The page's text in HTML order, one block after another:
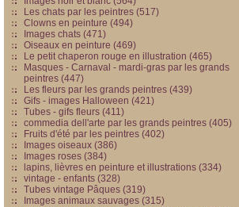
Les chats par les peintres (517)
Clowns en peinture (494)
Images chats (471)
Oiseaux en peinture (469)
Le petit chaperon rouge en illustration (465)
Masques - Carnaval - mardi-gras par les grands
peintres (447)
Les fleurs par les grands peintres (439)
Gifs - images Halloween (421)
Tubes - gifs fleurs (411)
commedia dell'arte par les grands peintres (405)
Fruits d'été par les peintres (402)
Images oiseaux (386)
Images roses (384)
lapins, lièvres en peinture et illustrations (334)
vintage - enfants (328)
Tubes vintage Pâques (319)
Images animaux sauvages (315)